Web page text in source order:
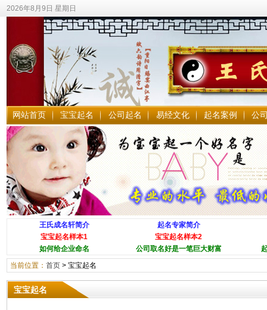
2026年8月9日 星期日
网站首页 宝宝起名 公司起名 易经文化 起名案例 公
王氏成名轩简介
起名专家简介
宝宝起名样本1
宝宝起名样本2
如何给企业命名
公司取名好是一笔巨大财富
当前位置： 首页> 宝宝起名
宝宝起名